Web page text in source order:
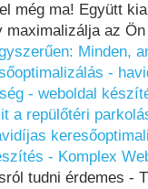
még ma! Együtt
az
Minden,
-
- weboldal
a repülőtéri
- Komplex
tudni érdemes -